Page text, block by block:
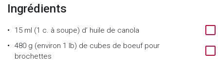
Ingrédients
15 ml (1 c. à soupe) d’ huile de canola
480 g (environ 1 lb) de cubes de boeuf pour
brochettes